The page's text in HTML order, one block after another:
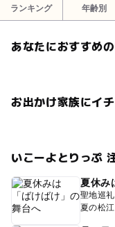
ランキング 年齢別
あなたにおすすめ
お出かけ家族にイ
いこーよとりっぷ
夏休み
聖地巡
夏の松